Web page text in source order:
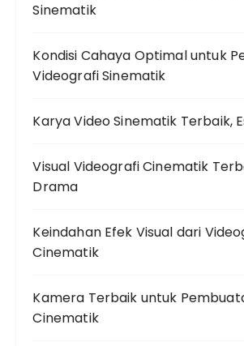
Sinematik
Kondisi Cahaya Optimal untuk
Videografi Sinematik
Karya Video Sinematik Terbaik,
Visual Videografi Cinematik
Drama
Keindahan Efek Visual dari
Cinematik
Kamera Terbaik untuk
Cinematik